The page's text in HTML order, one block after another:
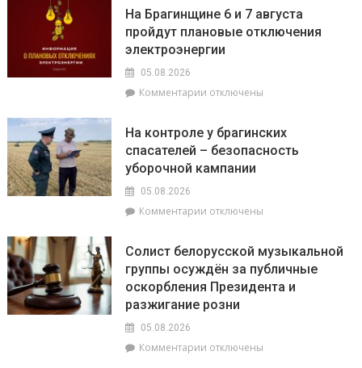
приём
граждан
дерево
–
полей
его
На Брагинщине 6 и 7 августа
пройдут плановые отключения
электроэнергии
05.08.2026
Комментарии к
Брагинщине
6
и
пройдут
отключения
электроэнергии
отключены
На контроле у брагинских
спасателей – безопасность
уборочной кампании
05.08.2026
Комментарии к
контроле
у
брагинских
спасателей
уборочной
отключены
Солист белорусской музыкальной
группы осуждён за публичные
оскорбления Президента и
разжигание розни
05.08.2026
Комментарии котключены